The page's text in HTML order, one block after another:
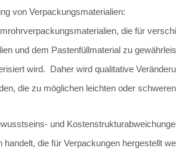
von Verpackungsmaterialien:
die für
und dem Pastenfüllmaterial zu
wird. Daher wird qualitative
die zu möglichen leichten oder
und
die für Verpackungen hergestellt